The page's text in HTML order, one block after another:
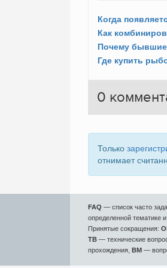
Как
Где купить
0
Только
отнимает
FAQ — список часто
определенной тематике
Принятые сокращения:
ТВ — технические
прохождения, ВМ —